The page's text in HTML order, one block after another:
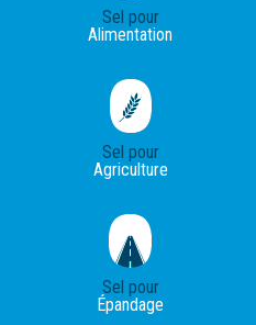
Sel pour
Alimentation
Sel pour
Agriculture
Sel pour
Épandage